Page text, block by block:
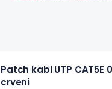
Patch kabl UTP CAT5E
crveni